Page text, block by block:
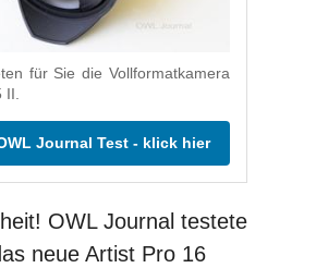
für Sie die Vollformatkamera
II.
Journal Test - klick hier
OWL Journal testete
neue Artist Pro 16